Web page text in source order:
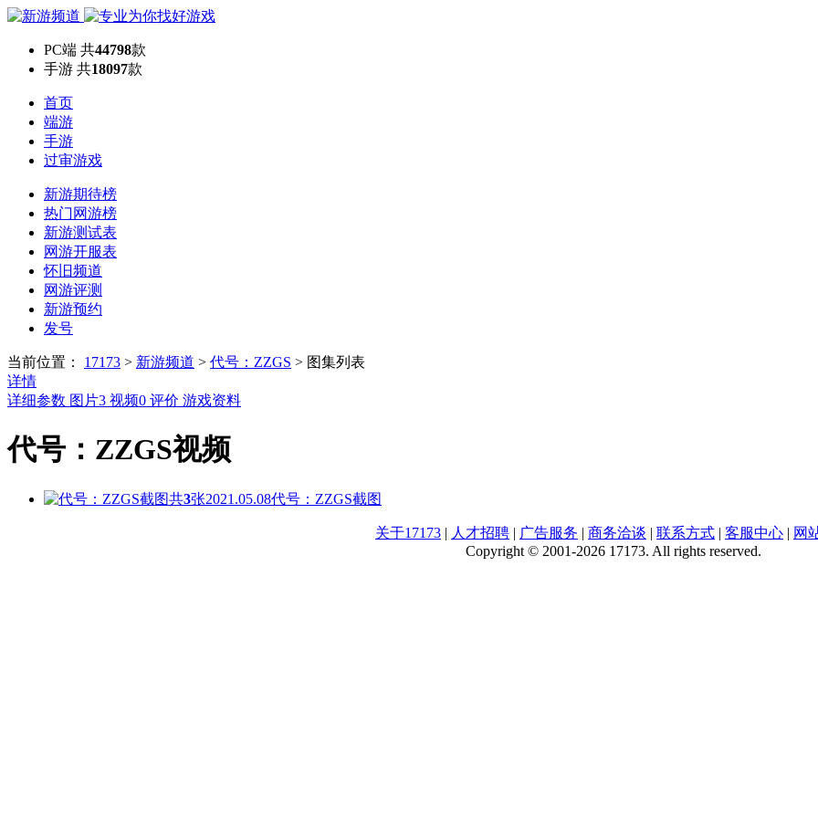
PC端 共44798款
手游 共18097款
首页
端游
手游
过审游戏
新游期待榜
热门网游榜
新游测试表
网游开服表
怀旧频道
网游评测
新游预约
发号
当前位置： 17173 > 新游频道 > 代号：ZZGS > 图集列表
详情
详细参数 图片3 视频0 评价 游戏资料
代号：ZZGS视频
共3张2021.05.08代号：ZZGS截图
关于17173 | 人才招聘 | 广告服务 | 商务洽谈 | 联系方式 | 客服中心 | 网
Copyright © 2001-2026 17173. All rights reserved.